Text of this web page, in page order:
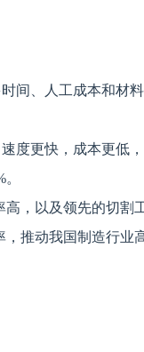
间、人工成本和材
度更快，成本更低
，以及领先的切
推动我国制造行业